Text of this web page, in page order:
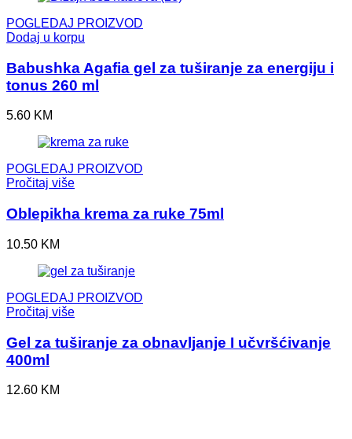
POGLEDAJ PROIZVOD
Dodaj u korpu
Babushka Agafia gel za tuširanje za energiju i
tonus 260 ml
5.60 KM
POGLEDAJ PROIZVOD
Pročitaj više
Oblepikha krema za ruke 75ml
10.50 KM
POGLEDAJ PROIZVOD
Pročitaj više
Gel za tuširanje za obnavljanje I učvršćivanje
400ml
12.60 KM